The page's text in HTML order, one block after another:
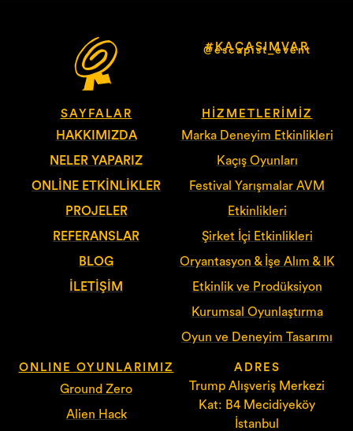
#KAÇASIMVAR
@escapist_event
SAYFALAR
HAKKIMIZDA
NELER YAPARIZ
ONLINE ETKINLIKLER
PROJELER
REFERANSLAR
BLOG
İLETIŞIM
HIZMETLERIMIZ
Marka Deneyim Etkinlikleri
Kaçış Oyunları
Festival Yarışmalar AVM
Etkinlikleri
Şirket İçi Etkinlikleri
Oryantasyon & İşe Alım & IK
Etkinlik ve Prodüksiyon
Kurumsal Oyunlaştırma
Oyun ve Deneyim Tasarımı
ONLINE OYUNLARIMIZ
Ground Zero
Alien Hack
ADRES
Trump Alışveriş Merkezi
Kat: B4 Mecidiyeköy
İstanbul